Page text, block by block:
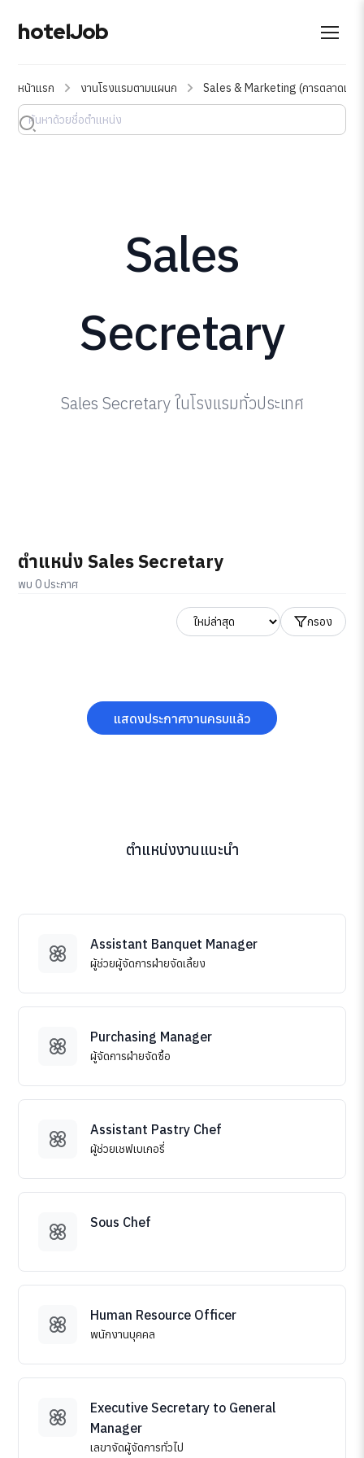
hotelJob
หน้าแรก งานโรงแรมตามแผนก Sales & Marketing (การตลาดและ
Sales
Secretary
Sales Secretary ในโรงแรมทั่วประเทศ
ตำแหน่ง Sales Secretary
พบ 0 ประกาศ
กรอง
แสดงประกาศงานครบแล้ว
ตำแหน่งงานแนะนำ
Assistant Banquet Manager
ผู้ช่วยผู้จัดการฝ่ายจัดเลี้ยง
Purchasing Manager
ผู้จัดการฝ่ายจัดซื้อ
Assistant Pastry Chef
ผู้ช่วยเชฟเบเกอรี่
Sous Chef
Human Resource Officer
พนักงานบุคคล
Executive Secretary to General
Manager
เลขาจัดผู้จัดการทั่วไป